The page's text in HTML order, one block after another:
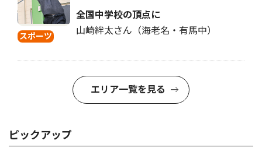
スポーツ
全国中学校の頂点に
山崎絆太さん（海老名・有馬中）
エリア一覧を見る
ピックアップ